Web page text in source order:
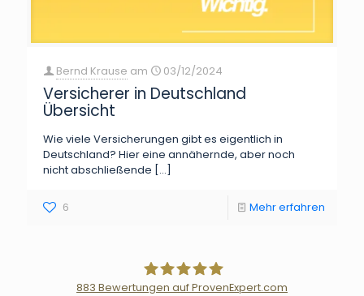
Bernd Krause am 03/12/2024
Versicherer in Deutschland
Übersicht
Wie viele Versicherungen gibt es eigentlich in
Deutschland? Hier eine annähernde, aber noch
nicht abschließende […]
6 Mehr erfahren
883 Bewertungen auf ProvenExpert.com